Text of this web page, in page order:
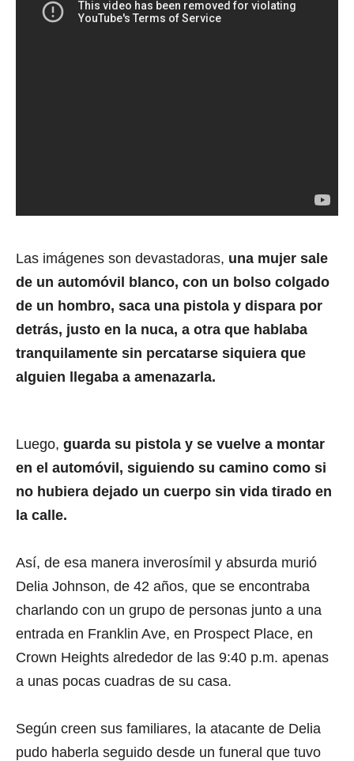
Las imágenes son devastadoras, una mujer sale
de un automóvil blanco, con un bolso colgado
de un hombro, saca una pistola y dispara por
detrás, justo en la nuca, a otra que hablaba
tranquilamente sin percatarse siquiera que
alguien llegaba a amenazarla.
Luego, guarda su pistola y se vuelve a montar
en el automóvil, siguiendo su camino como si
no hubiera dejado un cuerpo sin vida tirado en
la calle.
Así, de esa manera inverosímil y absurda murió
Delia Johnson, de 42 años, que se encontraba
charlando con un grupo de personas junto a una
entrada en Franklin Ave, en Prospect Place, en
Crown Heights alrededor de las 9:40 p.m. apenas
a unas pocas cuadras de su casa.
Según creen sus familiares, la atacante de Delia
pudo haberla seguido desde un funeral que tuvo